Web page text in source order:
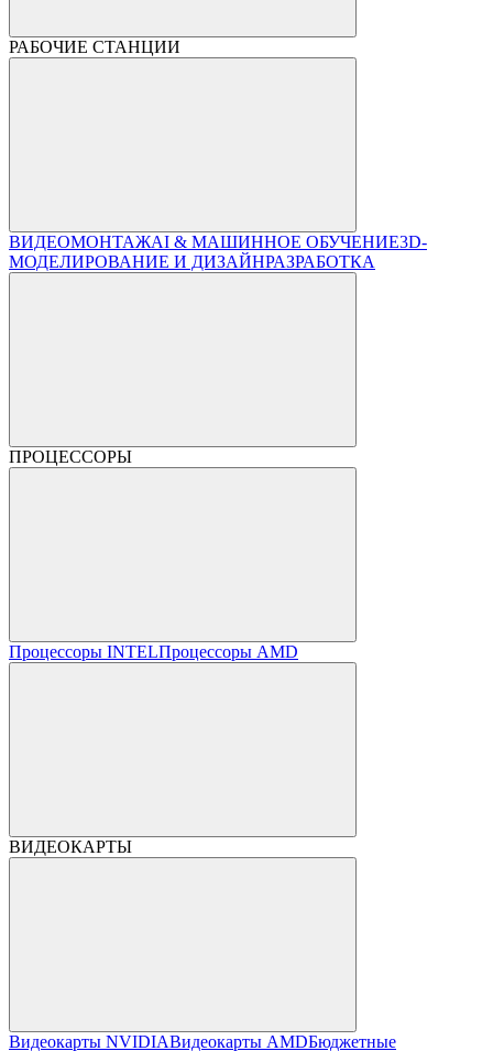
РАБОЧИЕ СТАНЦИИ
ВИДЕОМОНТАЖAI & МАШИННОЕ ОБУЧЕНИЕ3D-
МОДЕЛИРОВАНИЕ И ДИЗАЙНРАЗРАБОТКА
ПРОЦЕССОРЫ
Процессоры INTELПроцессоры AMD
ВИДЕОКАРТЫ
Видеокарты NVIDIAВидеокарты AMDБюджетные